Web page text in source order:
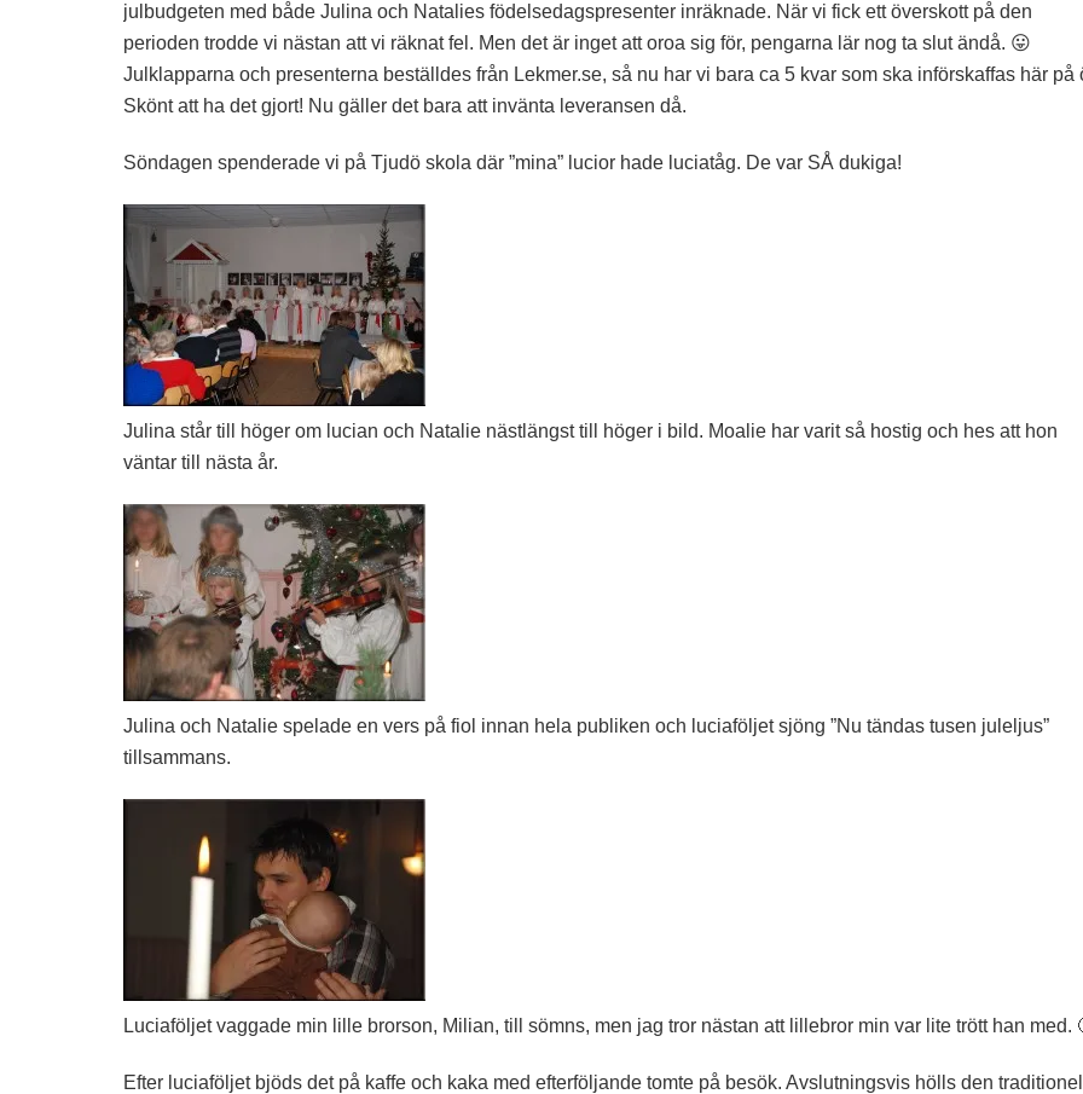
julbudgeten med både Julina och Natalies födelsedagspresenter inräknade. När vi fick ett överskott på den
perioden trodde vi nästan att vi räknat fel. Men det är inget att oroa sig för, pengarna lär nog ta slut ändå. 😛
Julklapparna och presenterna beställdes från Lekmer.se, så nu har vi bara ca 5 kvar som ska införskaffas här på
Skönt att ha det gjort! Nu gäller det bara att invänta leveransen då.
Söndagen spenderade vi på Tjudö skola där ”mina” lucior hade luciatåg. De var SÅ dukiga!
Julina står till höger om lucian och Natalie nästlängst till höger i bild. Moalie har varit så hostig och hes att hon
väntar till nästa år.
Julina och Natalie spelade en vers på fiol innan hela publiken och luciaföljet sjöng ”Nu tändas tusen juleljus”
tillsammans.
Luciaföljet vaggade min lille brorson, Milian, till sömns, men jag tror nästan att lillebror min var lite trött han med.
Efter luciaföljet bjöds det på kaffe och kaka med efterföljande tomte på besök. Avslutningsvis hölls den